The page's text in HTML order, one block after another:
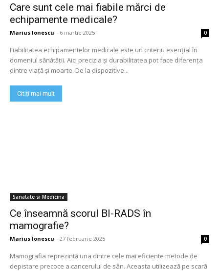
Care sunt cele mai fiabile mărci de
echipamente medicale?
Marius Ionescu - 6 martie 2025 0
Fiabilitatea echipamentelor medicale este un criteriu esențial în
domeniul sănătății. Aici precizia și durabilitatea pot face diferența
dintre viață și moarte. De la dispozitive...
Citiți mai mult
Sanatate si Medicina
Ce înseamnă scorul BI-RADS în
mamografie?
Marius Ionescu - 27 februarie 2025 0
Mamografia reprezintă una dintre cele mai eficiente metode de
depistare precoce a cancerului de sân. Aceasta utilizează pe scară